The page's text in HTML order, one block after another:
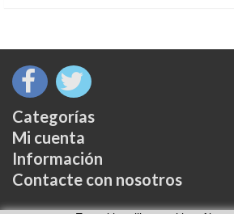
Categorías
Mi cuenta
Información
Contacte con nosotros